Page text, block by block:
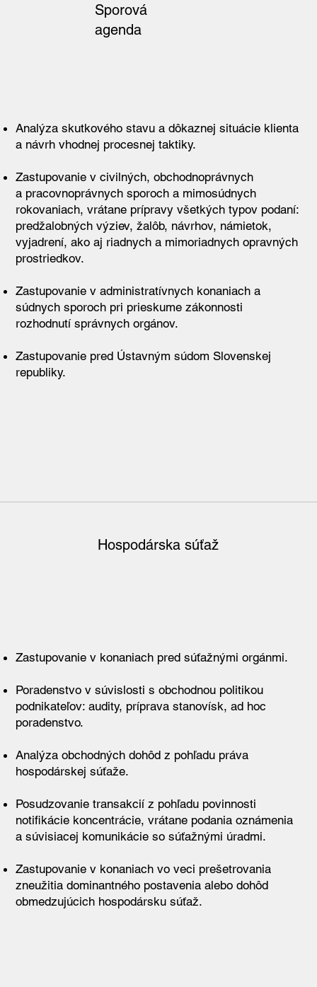
Sporová
agenda
Analýza skutkového stavu a dôkaznej situácie klienta
a návrh vhodnej procesnej taktiky.
Zastupovanie v civilných, obchodnoprávnych
a pracovnoprávnych sporoch a mimosúdnych
rokovaniach, vrátane prípravy všetkých typov podaní:
predžalobných výziev, žalôb, návrhov, námietok,
vyjadrení, ako aj riadnych a mimoriadnych opravných
prostriedkov.
Zastupovanie v administratívnych konaniach a
súdnych sporoch pri prieskume zákonnosti
rozhodnutí správnych orgánov.
Zastupovanie pred Ústavným súdom Slovenskej
republiky.
Hospodárska súťaž
Zastupovanie v konaniach pred súťažnými orgánmi.
Poradenstvo v súvislosti s obchodnou politikou
podnikateľov: audity, príprava stanovísk, ad hoc
poradenstvo.
Analýza obchodných dohôd z pohľadu práva
hospodárskej súťaže.
Posudzovanie transakcií z pohľadu povinnosti
notifikácie koncentrácie, vrátane podania oznámenia
a súvisiacej komunikácie so súťažnými úradmi.
Zastupovanie v konaniach vo veci prešetrovania
zneužitia dominantného postavenia alebo dohôd
obmedzujúcich hospodársku súťaž.